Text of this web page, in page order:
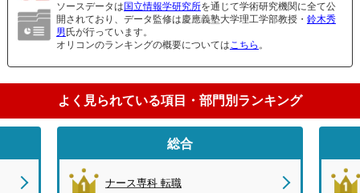
ソースデータは 国立情報学研究所を通じて学術研究機関に全て公
開されており、データ監修は慶應義塾大学理工学部教授・ 鈴木秀
男 氏が行っています。
オリコンのランキングの概要についてはこちら 。
よく見られている項目・部門別ランキング
総合
ナース専科 転職